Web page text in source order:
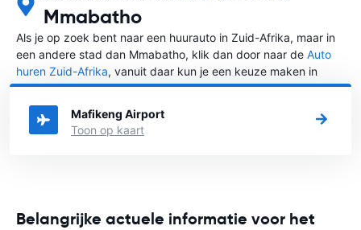
Mmabatho
Als je op zoek bent naar een huurauto in Zuid-Afrika, maar in
een andere stad dan Mmabatho, klik dan door naar de Auto
huren Zuid-Afrika, vanuit daar kun je een keuze maken in
welke stad in Zuid-Afrika je een auto huren wilt.
Mafikeng Airport
Toon op kaart
Belangrijke actuele informatie voor het